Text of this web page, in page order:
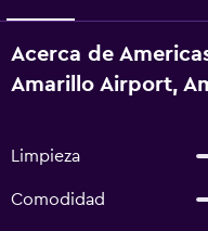
Acerca de
Amarillo Airport,
Limpieza
Comodidad